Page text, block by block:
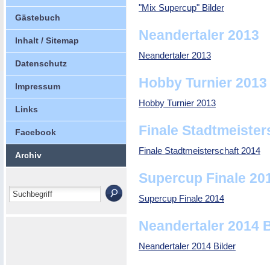
Gästebuch
Inhalt / Sitemap
Datenschutz
Impressum
Links
Facebook
Archiv
"Mix Supercup" Bilder
Neandertaler 2013
Neandertaler 2013
Hobby Turnier 2013
Hobby Turnier 2013
Finale
Finale Stadtmeisterschaft 2014
Supercup Finale
Supercup Finale 2014
Neandertaler 2014
Neandertaler 2014 Bilder